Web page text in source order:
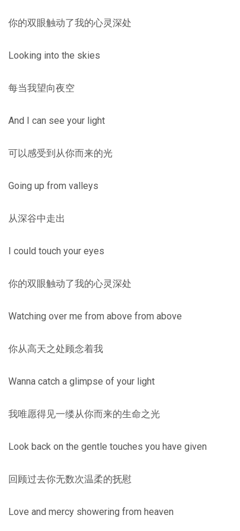
你的双眼触动了我的心灵深处
Looking into the skies
每当我望向夜空
And I can see your light
可以感受到从你而来的光
Going up from valleys
从深谷中走出
I could touch your eyes
你的双眼触动了我的心灵深处
Watching over me from above from above
你从高天之处顾念着我
Wanna catch a glimpse of your light
我唯愿得见一缕从你而来的生命之光
Look back on the gentle touches you have given
回顾过去你无数次温柔的抚慰
Love and mercy showering from heaven